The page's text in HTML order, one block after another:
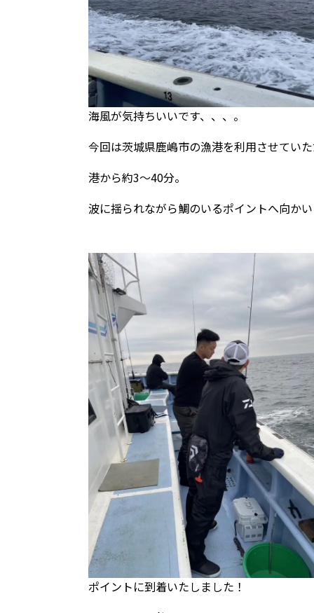
海風が気持ちいいです、、、。
今回は茨城県鹿嶋市の漁港を利用させてい
港から約3～40分。
波に揺られながら鯛のいるポイントへ向か
ポイントに到着いたしました！